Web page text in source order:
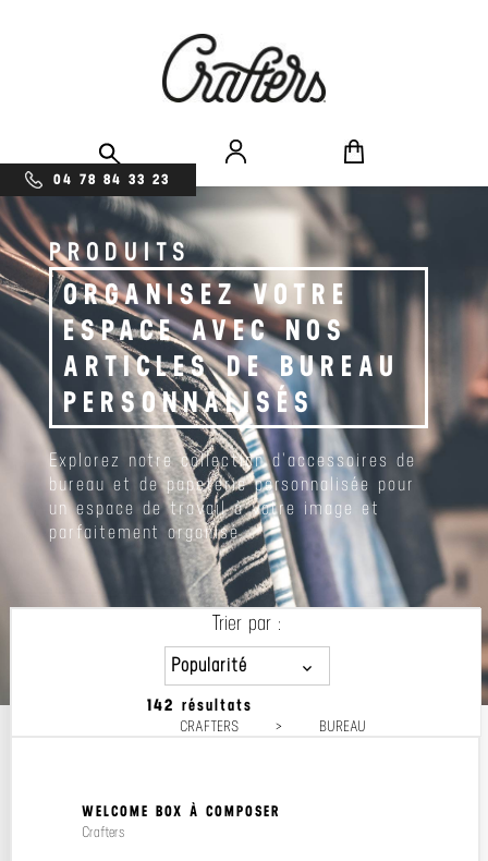
04 78 84 33 23
PRODUITS
ORGANISEZ VOTRE
ESPACE AVEC NOS
ARTICLES DE BUREAU
PERSONNALISÉS
Explorez notre collection d'accessoires de
bureau et de papeterie personnalisée pour
un espace de travail à votre image et
parfaitement organisé.
142 résultats
CRAFTERS > BUREAU
Trier par :
Popularité
Popularité
Prix décroissant
WELCOME BOX À COMPOSER
Crafters